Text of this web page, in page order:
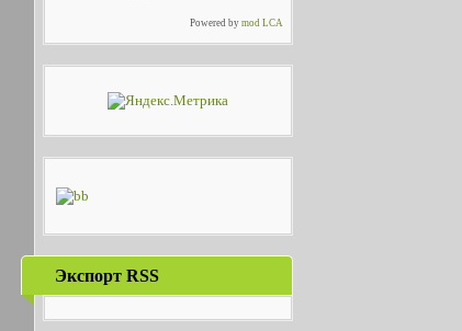
Powered bymod LCA
Экспорт RSS